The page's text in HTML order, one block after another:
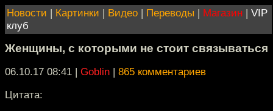
Новости | Картинки | Видео | Переводы | Магазин | VIP
клуб
Женщины, с которыми не стоит связываться
06.10.17 08:41 | Goblin | 865 комментариев
Цитата: